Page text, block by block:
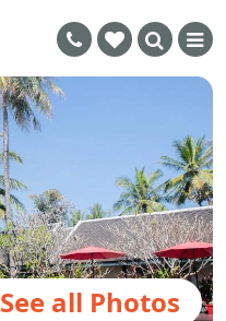
See all Photos